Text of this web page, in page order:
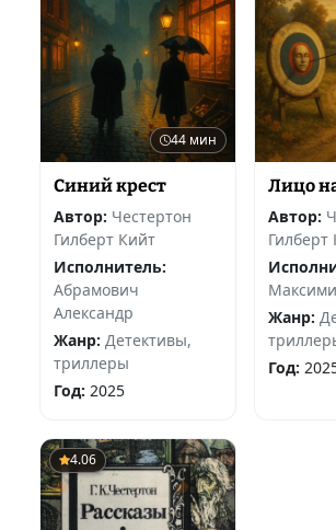
44 мин
Синий крест
Автор: Честертон
Гилберт Кийт
Исполнитель:
Абрамович
Александр
Жанр: Детективы,
триллеры
Год: 2025
Лицо
Автор:
Гилберт
Жанр:
Год:
4.06